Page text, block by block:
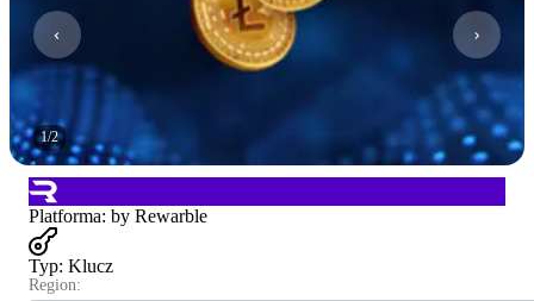
1/2
Platforma: by Rewarble
Typ: Klucz
Region: